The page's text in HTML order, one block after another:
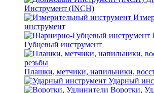
Инструмент (INCH)
инструмент
Губцевый инструмент
Плашки, метчики, напильники,
Ударный
Воротки,